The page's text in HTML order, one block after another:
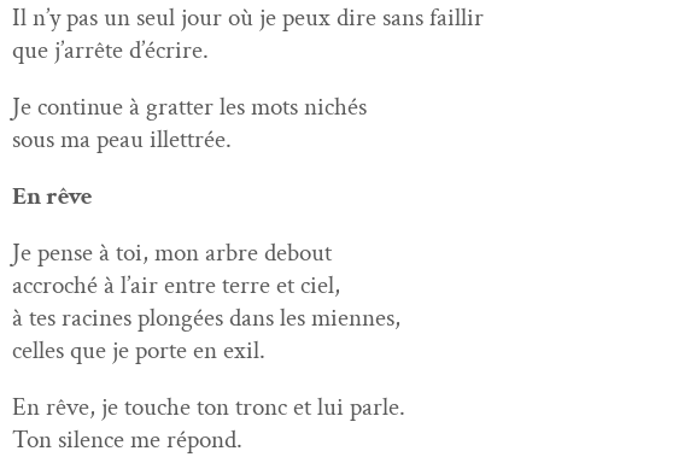
Il n’y pas un seul jour où je peux dire sans faillir
que j’arrête d’écrire.
Je con­tin­ue à grat­ter les mots nichés
sous ma peau illettrée.
En rêve
Je pense à toi, mon arbre debout
accroché à l’air entre terre et ciel,
à tes racines plongées dans les miennes,
celles que je porte en exil.
En rêve, je touche ton tronc et lui parle.
Ton silence me répond.